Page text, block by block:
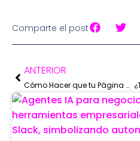
Comparte el post
ANTERIOR
Cómo Hacer que tu Página Web Cargue en Menos de 2 Segundos